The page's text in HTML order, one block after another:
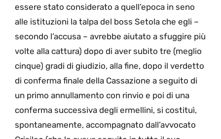
essere stato considerato a quell’epoca in seno
alle istituzioni la talpa del boss Setola che egli –
secondo l’accusa – avrebbe aiutato a sfuggire più
volte alla cattura) dopo di aver subito tre (meglio
cinque) gradi di giudizio, alla fine, dopo il verdetto
di conferma finale della Cassazione a seguito di
un primo annullamento con rinvio e poi di una
conferma successiva degli ermellini, si costituì,
spontaneamente, accompagnato dall’avvocato